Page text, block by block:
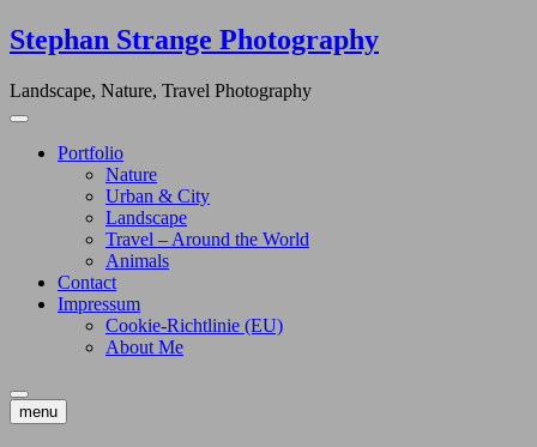
Skip
to
Stephan Strange Photography
Landscape, Nature, Travel Photography
Portfolio
Nature
Urban & City
Landscape
Travel – Around the World
Animals
Contact
Impressum
Cookie-Richtlinie (EU)
About Me
menu